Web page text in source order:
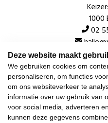
Deze website maakt
We gebruiken cookies om
personaliseren, om functies
om ons websiteverkeer te
informatie over uw gebruik van
voor social media, adverteren
kunnen deze gegevens
1000
02
Over de